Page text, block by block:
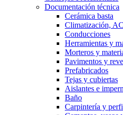
Documentación técnica
Cerámica basta
Climatización,
Conducciones
Herramientas y
Morteros y
Pavimentos y
Prefabricados
Tejas y cubiertas
Aislantes e
Baño
Carpintería y